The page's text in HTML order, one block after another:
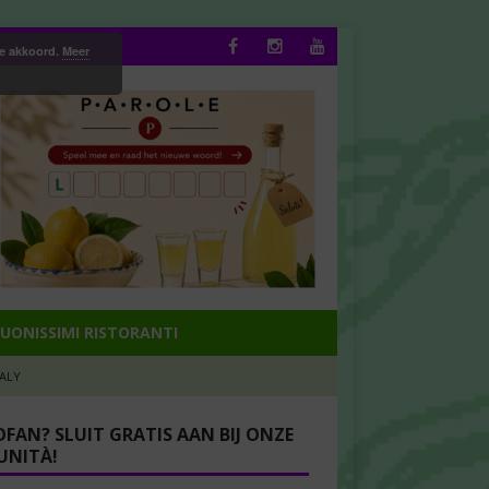
RISTORANTI
SLUIT GRATIS AAN BIJ ONZE
akkoord. Meer